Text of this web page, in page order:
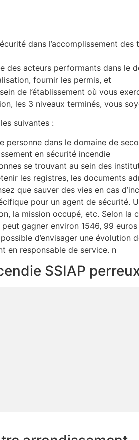
dans l’accomplissement des
des acteurs performants dans le
fournir les permis, et
de l’établissement où vous
les 3 niveaux terminés, vous
suivantes :
personne dans le domaine de
en sécurité incendie
se trouvant au sein des
les registres, les documents
que sauver des vies en cas
pour un agent de
la mission occupé, etc. Selon
gagner environ 1546, 99
d’envisager une
en responsable de service. n
SSIAP